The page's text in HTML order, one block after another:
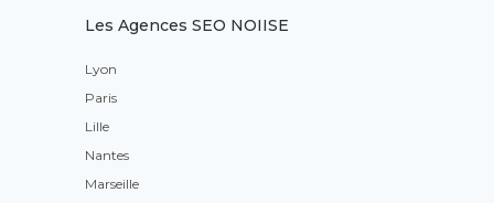
Les Agences SEO NOIISE
Lyon
Paris
Lille
Nantes
Marseille